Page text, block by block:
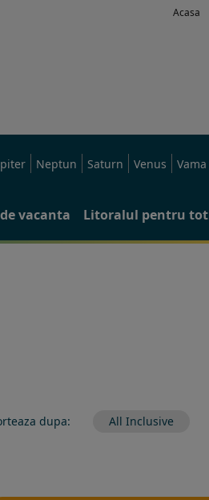
Acasa
Neptun Saturn Venus
vacanta Litoralul pentru
dupa: All Inclusive